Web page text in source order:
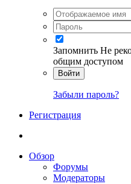
Запомнить Не
общим доступом
Войти
Забыли пароль?
Регистрация
Обзор
Форумы
Модераторы